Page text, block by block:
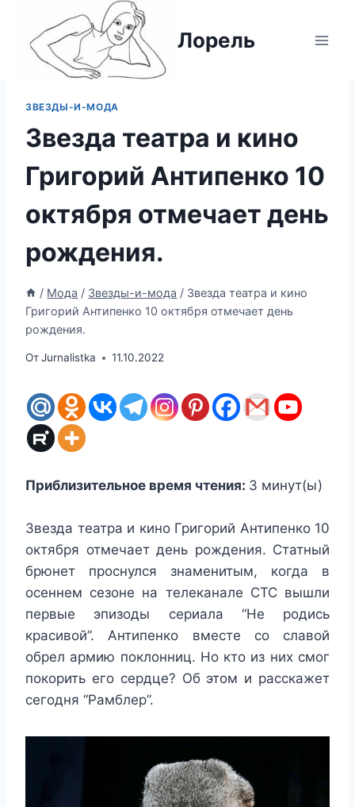
содержимому
Лорель
ЗВЕЗДЫ-И-МОДА
Звезда театра и кино
Григорий Антипенко 10
октября отмечает день
рождения.
/ Мода / Звезды-и-мода / Звезда театра и кино
Григорий Антипенко 10 октября отмечает день
рождения.
ОтJurnalistka 11.10.2022
Приблизительное время чтения: 3 минут(ы)
Звезда театра и кино Григорий Антипенко 10
октября отмечает день рождения. Статный
брюнет проснулся знаменитым, когда в
осеннем сезоне на телеканале СТС вышли
первые эпизоды сериала “Не родись
красивой”. Антипенко вместе со славой
обрел армию поклонниц. Но кто из них смог
покорить его сердце? Об этом и расскажет
сегодня “Рамблер”.